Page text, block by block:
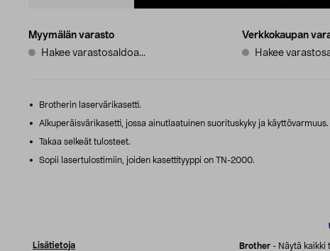
Myymälän varasto
Hakee varastosaldoa...
Verkkokaupan
Hakee
Brotherin laservärikasetti.
Alkuperäisvärikasetti, jossa ainutlaatuinen suorituskyky ja käyttövarmuus.
Takaa selkeät tulosteet.
Sopii lasertulostimiin, joiden kasettityyppi on TN-2000.
Lisätietoja Brother - Näytä kaikki